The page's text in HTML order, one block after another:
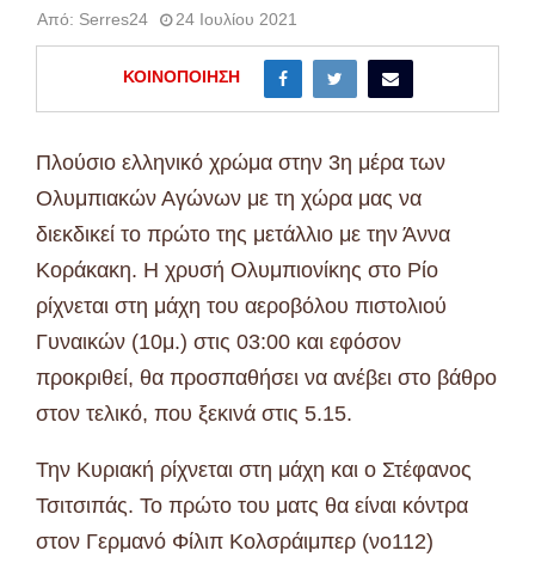
Από: Serres24 24 Ιουλίου 2021
ΚΟΙΝΟΠΟΊΗΣΗ
Πλούσιο ελληνικό χρώμα στην 3η μέρα των
Ολυμπιακών Αγώνων με τη χώρα μας να
διεκδικεί το πρώτο της μετάλλιο με την Άννα
Κοράκακη. Η χρυσή Ολυμπιονίκης στο Ρίο
ρίχνεται στη μάχη του αεροβόλου πιστολιού
Γυναικών (10μ.) στις 03:00 και εφόσον
προκριθεί, θα προσπαθήσει να ανέβει στο βάθρο
στον τελικό, που ξεκινά στις 5.15.
Την Κυριακή ρίχνεται στη μάχη και ο Στέφανος
Τσιτσιπάς. Το πρώτο του ματς θα είναι κόντρα
στον Γερμανό Φίλιπ Κολσράιμπερ (νο112)